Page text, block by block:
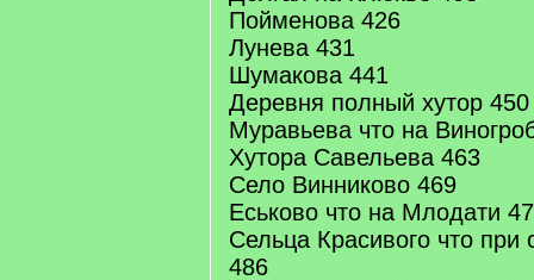
Пойменова 426
Лунева 431
Шумакова 441
Деревня полный хутор 450
Муравьева что на
Хутора Савельева 463
Село Винниково 469
Еськово что на Млодати
Сельца Красивого что при
486